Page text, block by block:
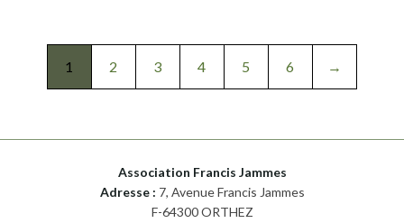
1 2 3 4 5 6 →
Association Francis Jammes
Adresse : 7, Avenue Francis Jammes
F-64300 ORTHEZ